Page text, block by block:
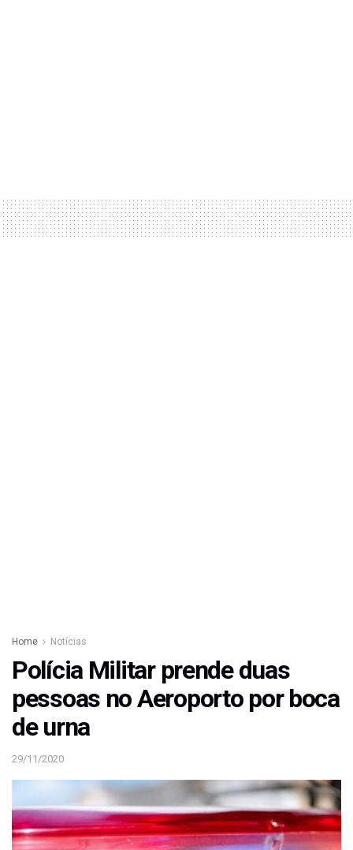
Home Notícias
Polícia Militar prende duas
pessoas no Aeroporto por boca
de urna
29/11/2020